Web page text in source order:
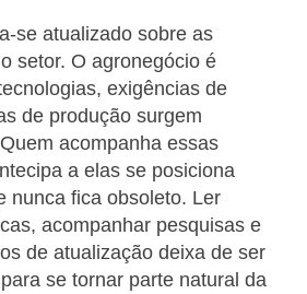
se atualizado sobre as
setor. O agronegócio é
exigências de
de produção surgem
acompanha essas
a elas se posiciona
nunca fica obsoleto. Ler
acompanhar pesquisas e
de atualização deixa de ser
se tornar parte natural da